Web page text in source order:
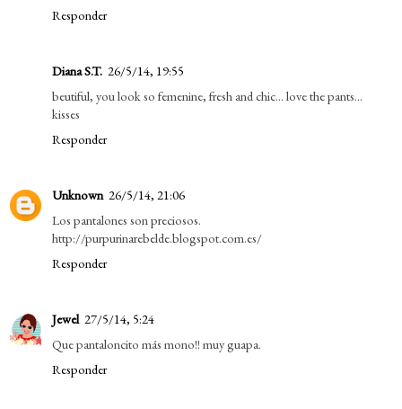
Responder
Diana S.T. 26/5/14, 19:55
beutiful, you look so femenine, fresh and chic... love the pants...
kisses
Responder
Unknown 26/5/14, 21:06
Los pantalones son preciosos.
http://purpurinarebelde.blogspot.com.es/
Responder
Jewel 27/5/14, 5:24
Que pantaloncito más mono!! muy guapa.
Responder